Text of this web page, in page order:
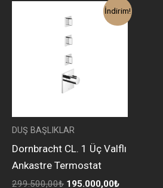
İndirim!
DUŞ BAŞLIKLAR
Dornbracht CL. 1 Üç Valflı
Ankastre Termostat
299.500,00₺
fiyat:
299.500,00₺.
195.000,00₺
Şu
andaki
fiyat: